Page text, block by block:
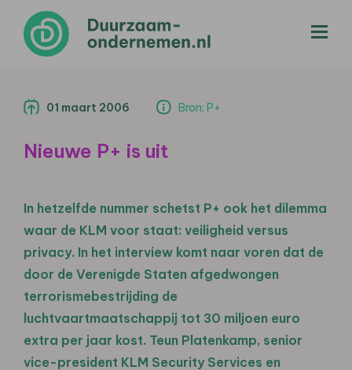
01 maart 2006 Bron: P+
Nieuwe P+ is uit
In hetzelfde nummer schetst P+ ook het dilemma
waar de KLM voor staat: veiligheid versus
privacy. In het interview komt naar voren dat de
door de Verenigde Staten afgedwongen
terrorismebestrijding de
luchtvaartmaatschappij tot 30 miljoen euro
extra per jaar kost. Teun Platenkamp, senior
vice-president KLM Security Services en